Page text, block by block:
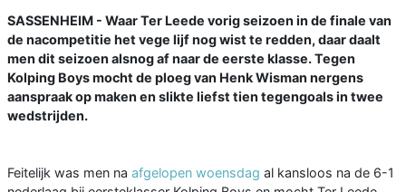
SASSENHEIM - Waar Ter Leede vorig seizoen in de finale van
de nacompetitie het vege lijf nog wist te redden, daar daalt
men dit seizoen alsnog af naar de eerste klasse. Tegen
Kolping Boys mocht de ploeg van Henk Wisman nergens
aanspraak op maken en slikte liefst tien tegengoals in twee
wedstrijden.
Feitelijk was men na afgelopen woensdag al kansloos na de 6-1